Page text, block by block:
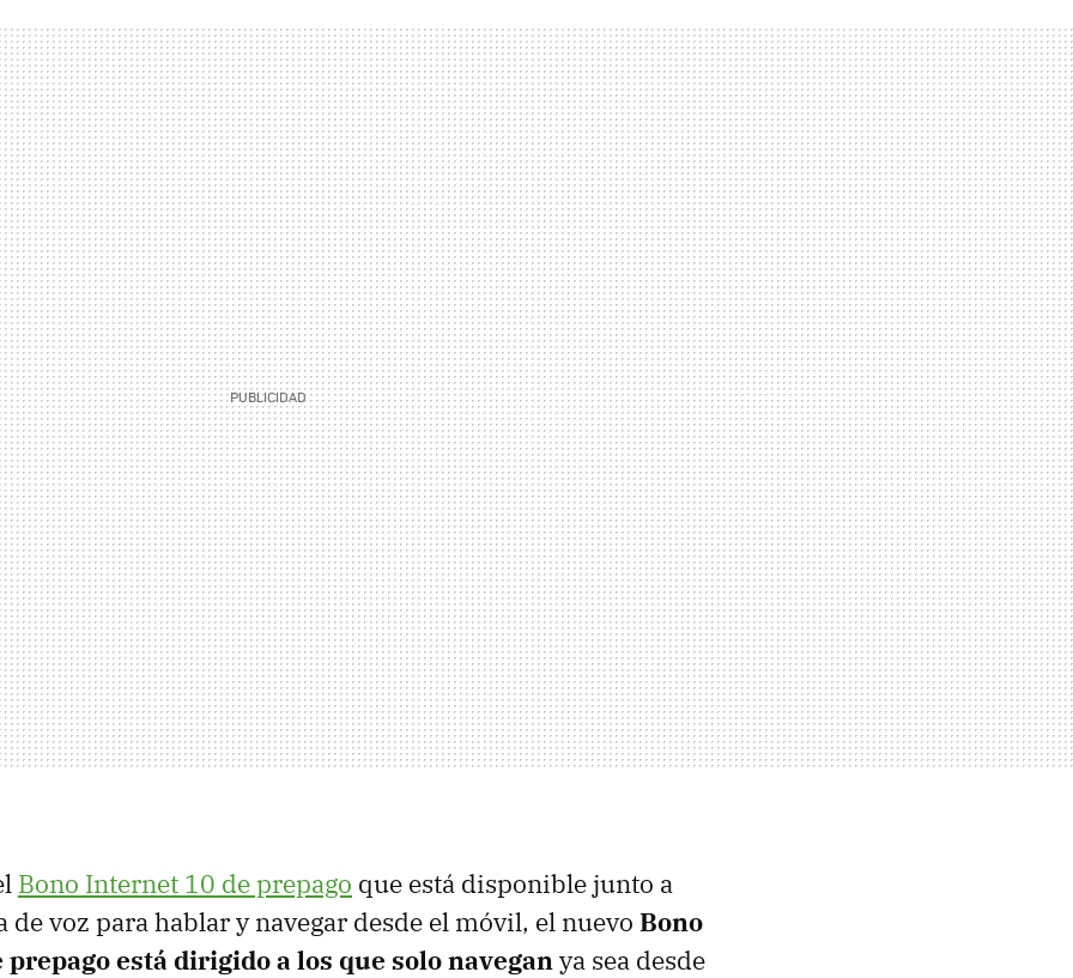
Bono Internet 10 de prepago que está disponible junto a
voz para hablar y navegar desde el móvil, el nuevo Bono
está dirigido a los que solo naveganya sea desde